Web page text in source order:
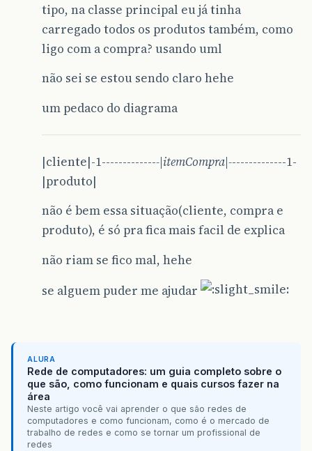
tipo, na classe principal eu já tinha
carregado todos os produtos também, como
ligo com a compra? usando uml
não sei se estou sendo claro hehe
um pedaco do diagrama
|cliente|-1--------------|itemCompra|--------------1-
|produto|
não é bem essa situação(cliente, compra e
produto), é só pra fica mais facil de explica
não riam se fico mal, hehe
se alguem puder me ajudar
ALURA
Rede de computadores: um guia completo sobre o
que são, como funcionam e quais cursos fazer na
área
Neste artigo você vai aprender o que são redes de
computadores e como funcionam, como é o mercado de
trabalho de redes e como se tornar um profissional de
redes